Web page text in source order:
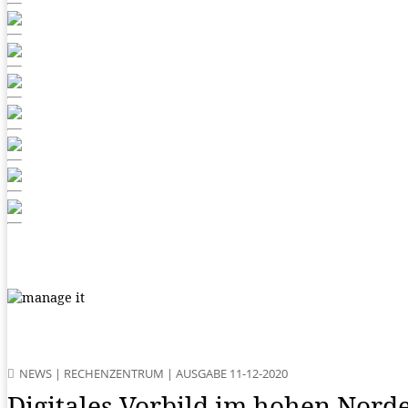
NEWS | RECHENZENTRUM | AUSGABE 11-12-2020